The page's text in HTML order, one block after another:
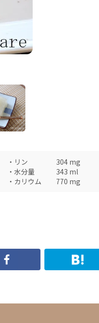
・ リン 304 mg
・ 水分量 343 ml
・ カリウム 770 mg